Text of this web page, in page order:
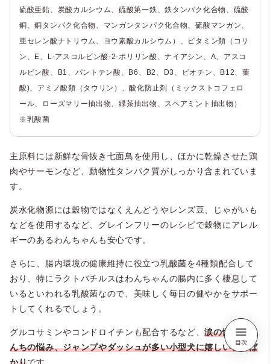
硫酸亜鉛、炭酸カルシウム、硫酸第一鉄、鉄タンパク化合物、硫酸
銅、銅タンパク化合物、マンガンタンパク化合物、硫酸マンガン、
亜セレン酸ナトリウム、ヨウ素酸カルシウム）、ビタミン類（コリ
ン、E、L-アスコルビン酸-2-ポリリン酸、ナイアシン、A、アスコ
ルビン酸、B1、パントテン酸、B6、B2、D3、ビオチン、B12、葉
酸)、アミノ酸類（タウリン）、酸化防止剤（ミックストコフェロ
ール、ローズマリー抽出物、緑茶抽出物、スペアミント抽出物）
※乳酸菌
主原料には新鮮な骨抜き七面鳥を使用し、ほかに乾燥させた鶏
肉やサーモンなど、動物性タンパク質がしっかり含まれていま
す。
炭水化物源には穀物ではなくえんどうやレンズ豆、じゃがいも
などを使用するなど、グレインフリーのレシピで穀物にアレル
ギーのあるわんちゃんも安心です。
さらに、腸内環境の健康維持に役立つ乳酸菌を4種類配合して
おり、特にラクトバチルスはわんちゃんの腸内に多く棲息して
いるといわれる乳酸菌なので、美味しく毎日の健やかをサポー
トしてくれるでしょう。
グルコサミンやコンドロイチンも配合するなど、涙の悩みやう
んちの悩み、ジャンプやダッシュが多い小型犬に嬉しい食材ば